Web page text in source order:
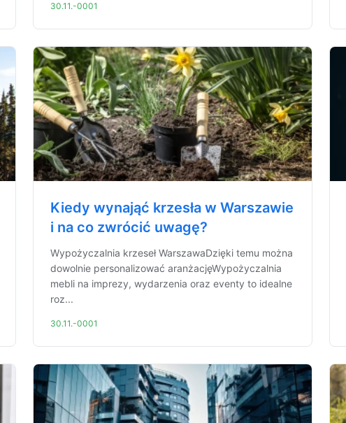
30.11.-0001
Kiedy wynająć krzesła w Warszawie
i na co zwrócić uwagę?
Wypożyczalnia krzeseł WarszawaDzięki temu można
dowolnie personalizować aranżacjęWypożyczalnia
mebli na imprezy, wydarzenia oraz eventy to idealne
roz...
30.11.-0001